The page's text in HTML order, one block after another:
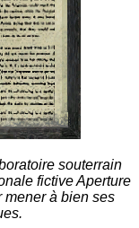
souterrain
fictive Aperture
mener à bien ses